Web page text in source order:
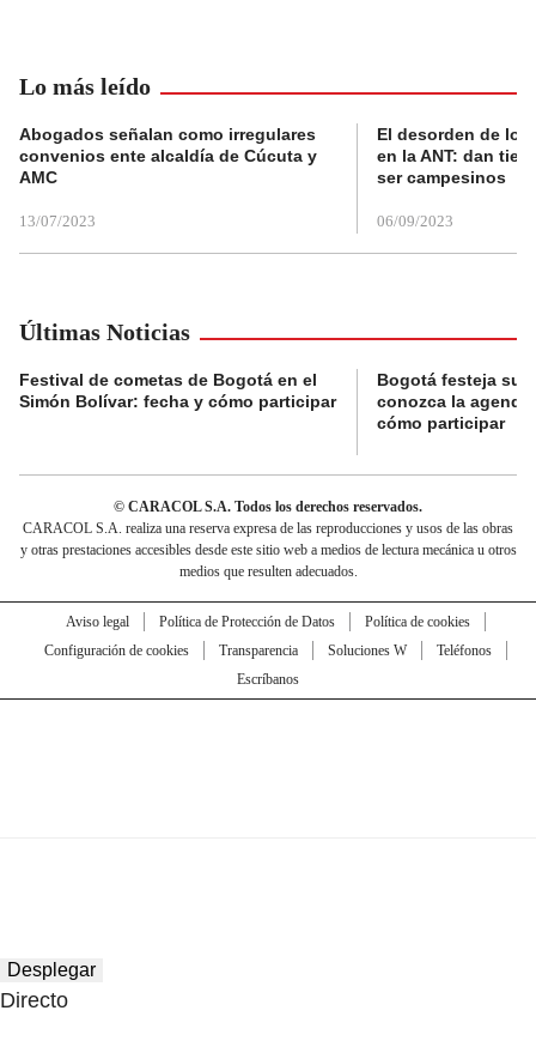
Lo más leído
Abogados señalan como irregulares
convenios ente alcaldía de Cúcuta y
AMC
13/07/2023
El desorden de
en la ANT: dan
ser campesinos
06/09/2023
Últimas Noticias
Festival de cometas de Bogotá en el
Simón Bolívar: fecha y cómo participar
Bogotá festeja su
conozca la
cómo participar
© CARACOL S.A. Todos los derechos reservados.
CARACOL S.A. realiza una reserva expresa de las reproducciones y usos de las obras
y otras prestaciones accesibles desde este sitio web a medios de lectura mecánica u otros
medios que resulten adecuados.
Aviso legal Política de Protección de Datos
Política de cookies
Configuración de cookies
Transparencia Soluciones W
Teléfonos
Escríbanos
Desplegar
Directo